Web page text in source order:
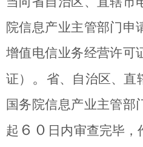
院信息产业主管部门申
增值电信业务经营许可
证）
。 省、自治区、直
国务院信息产业主管部
起 ６０ 日内审查完毕